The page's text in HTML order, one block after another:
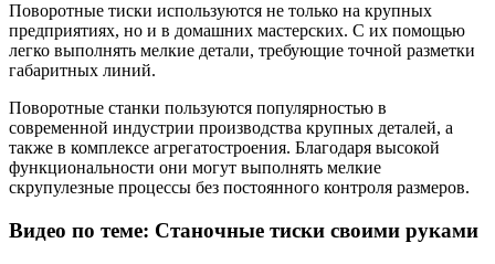
Поворотные тиски используются не только на крупных
предприятиях, но и в домашних мастерских. С их помощью
легко выполнять мелкие детали, требующие точной разметки
габаритных линий.
Поворотные станки пользуются популярностью в
современной индустрии производства крупных деталей, а
также в комплексе агрегатостроения. Благодаря высокой
функциональности они могут выполнять мелкие
скрупулезные процессы без постоянного контроля размеров.
Видео по теме: Станочные тиски своими руками